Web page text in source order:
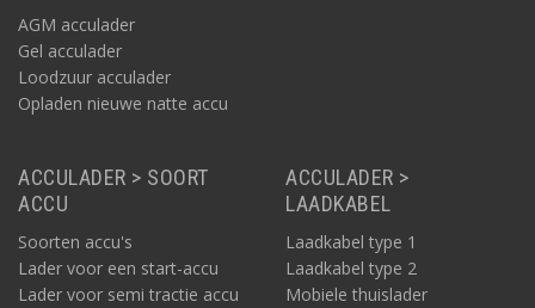
AGM acculader
Gel acculader
Loodzuur acculader
Opladen nieuwe natte accu
ACCULADER > SOORT
ACCU
Soorten accu's
Lader voor een start-accu
Lader voor semi tractie accu
ACCULADER >
LAADKABEL
Laadkabel type 1
Laadkabel type 2
Mobiele thuislader